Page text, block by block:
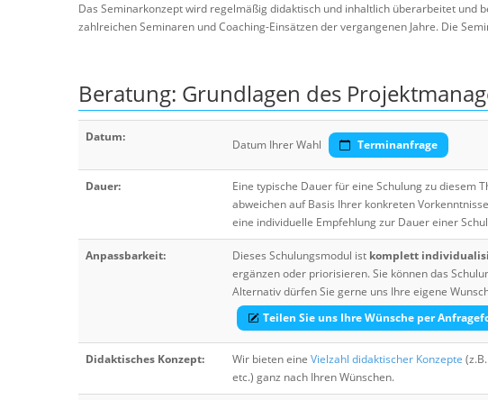
Das Seminarkonzept wird regelmäßig didaktisch und inhaltlich überarbeitet und
zahlreichen Seminaren und Coaching-Einsätzen der vergangenen Jahre. Die
Beratung: Grundlagen des
Datum:
Datum Ihrer Wahl Terminanfrage
Dauer: Eine typische Dauer für eine Schulung zu diesem
abweichen auf Basis Ihrer konkreten
eine individuelle Empfehlung zur Dauer einer
Anpassbarkeit: Dieses Schulungsmodul ist komplett
ergänzen oder priorisieren. Sie können das
Alternativ dürfen Sie gerne uns Ihre eigene
Teilen Sie uns Ihre Wünsche per
Didaktisches Konzept: Wir bieten eine Vielzahl didaktischer Konzepte
etc.) ganz nach Ihren Wünschen.